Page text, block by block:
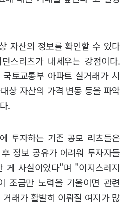
자산의 정보를 확인할 수 있다
스리츠가 내세우는 강점이다.
토교통부 아파트 실거래가 시
상 자산의 가격 변동 등을 파악
.
투자하는 기존 공모 리츠들은
정보 공유가 어려워 투자자들
게 사실이었다"며 "이지스레지
조금만 노력을 기울이면 관련
래가 활발히 이뤄질 여지가 많